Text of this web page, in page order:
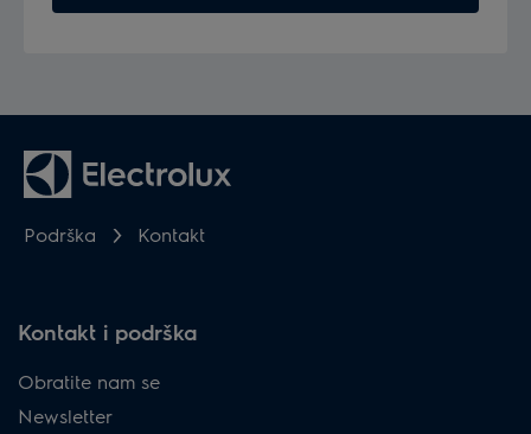
Podrška Kontakt
Kontakt i podrška
Obratite nam se
Newsletter